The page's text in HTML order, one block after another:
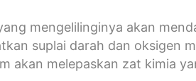
mengelilinginya akan
suplai darah dan oksigen
akan melepaskan zat kimia